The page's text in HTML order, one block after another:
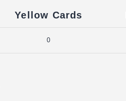
Yellow Cards
0